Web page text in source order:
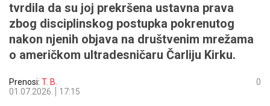
tvrdila da su joj prekršena ustavna prava
zbog disciplinskog postupka pokrenutog
nakon njenih objava na društvenim mrežama
o američkom ultradesničaru Čarliju Kirku.
Prenosi: T. B.
01.07.2026.
17:15
0